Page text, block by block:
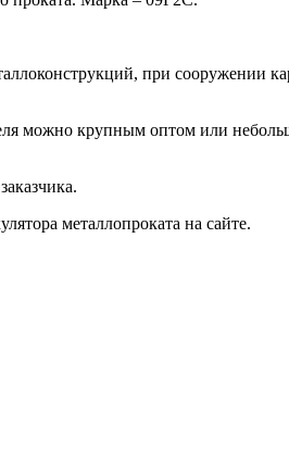
при сооружении
можно крупным оптом или
металлопроката на сайте.